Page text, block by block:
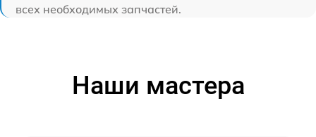
всех необходимых запчастей.
Наши мастера